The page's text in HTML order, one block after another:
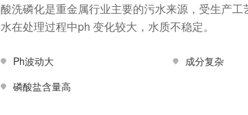
酸洗磷化是重金属行业主要的污水来源，受生产
水在处理过程中ph 变化较大，水质不稳定。
Ph波动大
成分复杂
磷酸盐含量高